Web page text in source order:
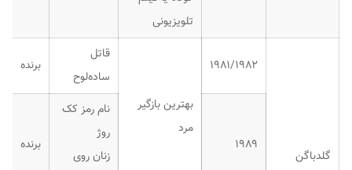
تلویزیونی
گلدباگن
۱۹۸۱/۱۹۸۲
بهترین بازگیر
مرد
قاتل
ساده‌لوح
برنده
۱۹۸۹
نام رمز کک
روژ
زنان روی
برنده